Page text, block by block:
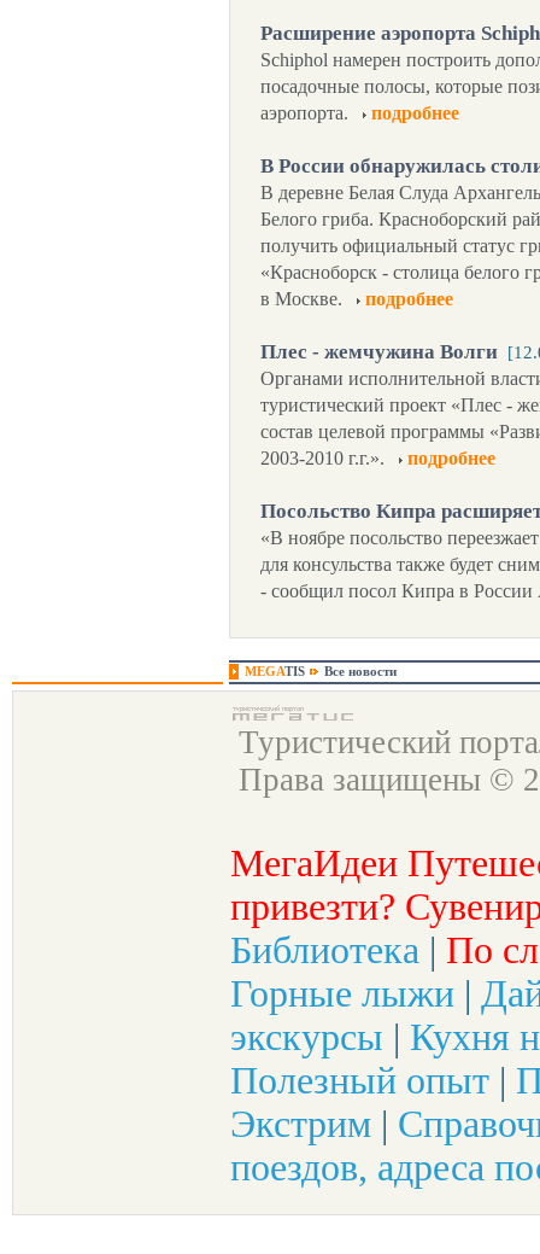
Расширение аэропорта
Schiphol намерен построить
посадочные полосы, которые
аэропорта.
подробнее
В России обнаружилась
В деревне Белая Слуда
Белого гриба. Красноборский
получить официальный статус
«Красноборск - столица белого
в Москве.
подробнее
Плес - жемчужина Волги
Органами исполнительной
туристический проект «Плес -
состав целевой программы
2003-2010 г.г.».
подробнее
Посольство Кипра
«В ноябре посольство
для консульства также будет
- сообщил посол Кипра в России
MEGATIS Все новости
Туристический
Права защищены ©
МегаИдеи
привезти?
Библиотека | По
Горные лыжи |
экскурсы | Кухня
Полезный опыт |
Экстрим |
поездов, адреса